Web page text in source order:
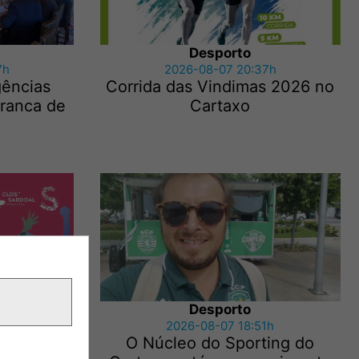
de
Desporto
2026-08-07 20:37h
Corrida das Vindimas 2026 no
Cartaxo
Desporto
2026-08-07 18:51h
O Núcleo do Sporting do